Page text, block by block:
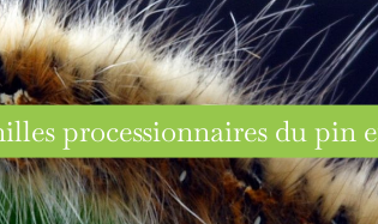
processionnaires du pin